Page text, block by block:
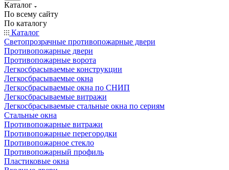
Каталог
По всему сайту
По каталогу
Каталог
Светопрозрачные противопожарные двери
Противопожарные двери
Противопожарные ворота
Легкосбрасываемые конструкции
Легкосбрасываемые окна
Легкосбрасываемые окна по СНИП
Легкосбрасываемые витражи
Легкосбрасываемые стальные окна по сериям
Стальные окна
Противопожарные витражи
Противопожарные перегородки
Противопожарное стекло
Противопожарный профиль
Пластиковые окна